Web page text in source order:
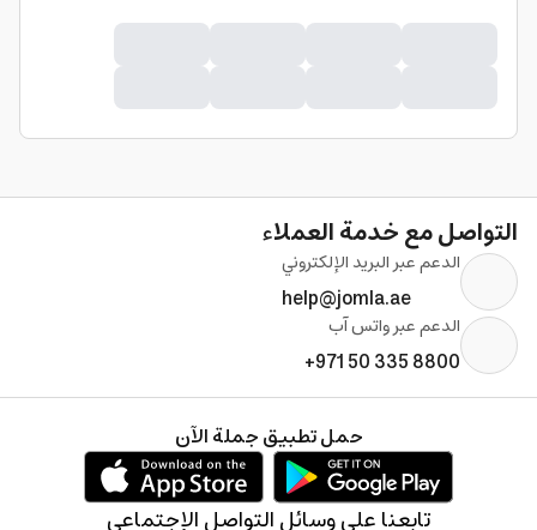
التواصل مع خدمة العملاء
الدعم عبر البريد الإلكتروني
help@jomla.ae
الدعم عبر واتس آب
+971 50 335 8800
تابعنا على وسائل التواصل الإجتماعي
حمل تطبيق جملة الآن